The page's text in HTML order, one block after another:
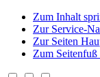
Zum Inhalt
Zur Service-
Zur Seiten
Zum Seitenfuß